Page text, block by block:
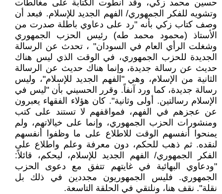
حسين محمد زكي، وقد انطوت الكتابة على مغالطات
وتشويه للفكر الجمهوري/ الفهم الجديد للإسلام. فبعد أن
وصف كتاب زكي بأنه "رد على دعاوي باطلة صدرت من
الأستاذ (محمود محمد طه) رئيس الحزب الجمهوري
وشغلت الرأي العام في السودان" ، تحدث عن الرسالة
الجديدة للحزب الجمهوري، في الوقت الذي ليس هناك
حديث عن رسالة جديدة، وإنما هناك حديث عن الرسالة
الثانية من الإسلام، وهي "الفهم الجديد للإسلام"، وليس
رسالة جديدة، كما ورد آنفاً. وقرر الحسيني بأن "ليس في
الإسلام رسالتين. أولى وثانية". كان هؤلاء الفقهاء يعبرون
عن عجزهم في الفهم، فمواقفهم لا تستند على كتب
ومنشورات الحزب الجمهوري، وإنما على خيالاتهم، ولم
يمنحوا أنفسهم الوقت للاطلاع على ما وظفوا أنفسهم
لنقده. ثم ذهب للحكم، دون معرفة وعلم واطلاع على
الفكر الجمهوري/ الفهم الجديد للإسلام، ليحكم، قائلاً:
"ودعاوي البهائية في غايتهم تتفق مع دعوى الحزب
الجمهوري. فليس الجمهوريون مجددين في ذلك بل
نقلة". نقف هنا، ونلتقي في الحلقة التاسعة.